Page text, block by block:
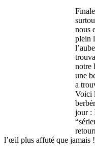
nous
plein
notre
une
a
Voici
jour :
l’œil plus affuté que jamais !